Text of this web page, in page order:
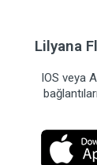
Lilyana
IOS veya